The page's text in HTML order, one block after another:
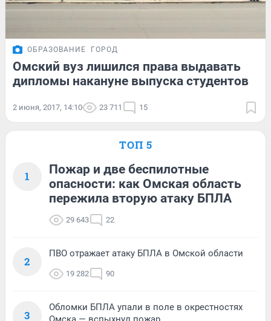
ОБРАЗОВАНИЕ ГОРОД
Омский вуз лишился права выдавать
дипломы накануне выпуска студентов
2 июня, 2017, 14:10 23 711 15
ТОП 5
1
Пожар и две беспилотные
опасности: как Омская область
пережила вторую атаку БПЛА
29 643 22
2
ПВО отражает атаку БПЛА в Омской области
19 282 90
3
Обломки БПЛА упали в поле в окрестностях